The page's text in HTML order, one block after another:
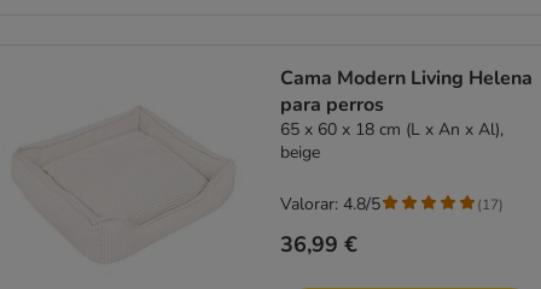
Cama Modern Living Helena
para perros
65 x 60 x 18 cm (L x An x Al),
beige
36,99 €
Valorar: 4.8/5 (17)